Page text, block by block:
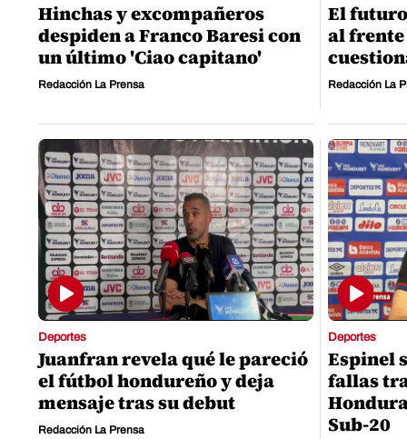
Hinchas y excompañeros
despiden a Franco Baresi con
un último 'Ciao capitano'
Redacción La Prensa
El
al frente
Redacción La
Deportes
Juanfran revela qué le pareció
el fútbol hondureño y deja
mensaje tras su debut
Redacción La Prensa
Deportes
Espinel
fallas
Sub-20